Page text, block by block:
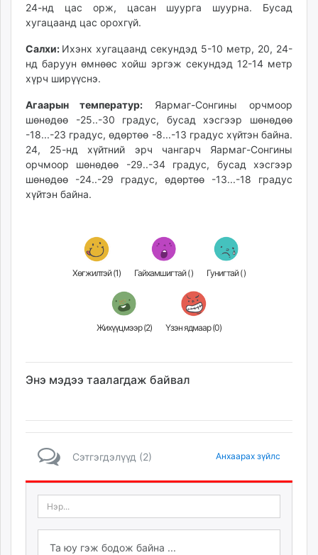
24-нд цас орж, цасан шуурга шуурна. Бусад
хугацаанд цас орохгүй.
Салхи: Ихэнх хугацаанд секундэд 5-10 метр, 20, 24-
нд баруун өмнөөс хойш эргэж секундэд 12-14 метр
хүрч ширүүснэ.
Агаарын температур: Яармаг-Сонгины орчмоор
шөнөдөө -25..-30 градус, бусад хэсгээр шөнөдөө
-18...-23 градус, өдөртөө -8...-13 градус хүйтэн байна.
24, 25-нд хүйтний эрч чангарч Яармаг-Сонгины
орчмоор шөнөдөө -29..-34 градус, бусад хэсгээр
шөнөдөө -24..-29 градус, өдөртөө -13...-18 градус
хүйтэн байна.
Хөгжилтэй (1) Гайхамшигтай () Гунигтай ()
Жихүүцмээр (2) Үзэн ядмаар (0)
Энэ мэдээ таалагдаж байвал
Сэтгэгдэлүүд (2) Анхаарах зүйлс